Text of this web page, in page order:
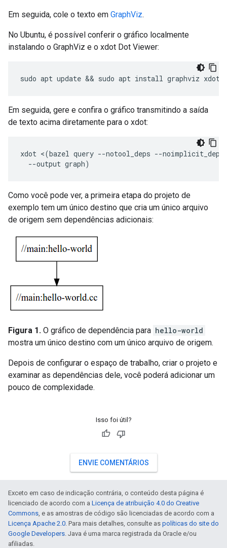
Em seguida, cole o texto em GraphViz.
No Ubuntu, é possível conferir o gráfico localmente
instalando o GraphViz e o xdot Dot Viewer:
sudo apt update && sudo apt install graphviz xdot
Em seguida, gere e confira o gráfico transmitindo a saída
de texto acima diretamente para o xdot:
xdot <(bazel query --notool_deps --noimplicit_deps
--output graph)
Como você pode ver, a primeira etapa do projeto de
exemplo tem um único destino que cria um único arquivo
de origem sem dependências adicionais:
Figura 1. O gráfico de dependência para hello-world
mostra um único destino com um único arquivo de origem.
Depois de configurar o espaço de trabalho, criar o projeto e
examinar as dependências dele, você poderá adicionar um
pouco de complexidade.
Isso foi útil?
ENVIE COMENTÁRIOS
Exceto em caso de indicação contrária, o conteúdo desta página é
licenciado de acordo com a Licença de atribuição 4.0 do Creative
Commons, e as amostras de código são licenciadas de acordo com a
Licença Apache 2.0. Para mais detalhes, consulte as políticas do site do
Google Developers. Java é uma marca registrada da Oracle e/ou
afiliadas.